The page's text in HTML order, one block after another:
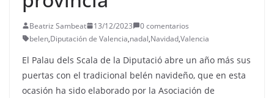
Beatriz Sambeat 13/12/2023
0 comentarios
belen,Diputación de Valencia,nadal,Navidad,Valencia
El Palau dels Scala de la Diputació abre un año más sus
puertas con el tradicional belén navideño, que en esta
ocasión ha sido elaborado por la Asociación de